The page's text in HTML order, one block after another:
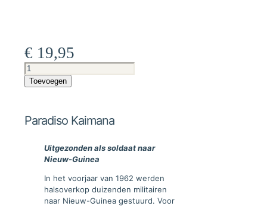
€ 19,95
Paradiso
Kaimana
aantal
Toevoegen
Paradiso Kaimana
Uitgezonden als soldaat naar
Nieuw-Guinea
In het voorjaar van 1962 werden
halsoverkop duizenden militairen
naar Nieuw-Guinea gestuurd. Voor